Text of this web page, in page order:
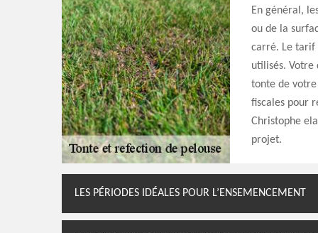
En général,
ou de la
carré. Le tarif
utilisés. Votre
tonte de votre
fiscales pour
Christophe
projet.
LES PÉRIODES IDÉALES POUR L’ENSEMENCEMENT